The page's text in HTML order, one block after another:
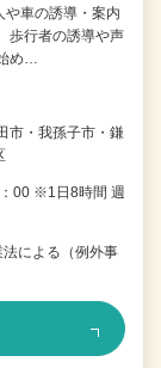
や車の誘導・案内
歩行者の誘導や声
め…
市・我孫子市・鎌
00 ※1日8時間 週
による（例外事